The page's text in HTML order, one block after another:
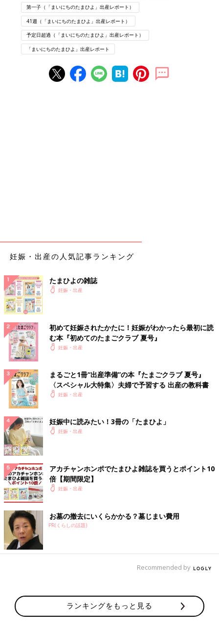
のこと
17:00以降
不規則な痛みに変わる
8分→3分→9分のような痛みがくる
変わらず3センチ
点滴開始
昨日と同じ薬剤でスタート
8:30
余裕で完食
9:15
先生の内診
内診グリグリ痛すぎ
気遣って5センチ6センチとか言ってくれてたけど、そんなに開い
てるわけなくて申し訳なかった
9:45
助産師さんの内診
子宮口3センチ(指2本がすっぽり入るくらい)
「今はまだ子宮口が後ろのほうにあるから、これが前に来出した
ら陣痛進むよ〜」とのこと
どうやったら前に来るの？→陣痛で子宮口開いて赤ちゃん降りて
来る
結論は待つのみ
痛みは読書できるレベルの軽微なもの
10:50
先生の内診、再び激痛
お薬を今日変えるわけにいかないから、進んでなったら明日再チ
ャレンジになると聞き、半分絶望
子宮口は変わらず3センチだが、朝より前のほうに来てるとのこ
と
「いい感じ」と言ってくれただけでうれしい
第一子（「まいにちのたまひよ」出産レポート）
41週（「まいにちのたまひよ」出産レポート）
予定日超過（「まいにちのたまひよ」出産レポート）
「まいにちのたまひよ」出産レポート
妊娠・出産の人気記事ランキング
たまひよの雑誌
妊娠・出産
初めて妊娠されたかたに！妊娠がわかったら最初に読
む本『初めてのたまごクラブ 夏号』
妊娠・出産
まるごと1冊“出産準備”の本『たまごクラブ 夏号』
〈スペシャル大特集〉夫婦で予習する 出産の教科書
妊娠・出産
妊娠中に読みたい！3冊の「たまひよ」
妊娠・出産
アカチャンホンポでたまひよ雑誌を買うとポイント10
倍【期間限定】
妊娠・出産
お墓の撤去にいくらかかる？墓じまい費用
PR(くらしの話題)
Recommended by
ランキングをもっと見る